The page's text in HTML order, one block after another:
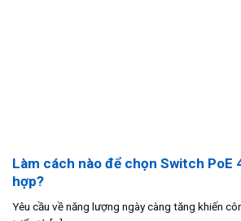
Làm cách nào để chọn Switch PoE
hợp?
Yêu cầu về năng lượng ngày càng tăng khiến